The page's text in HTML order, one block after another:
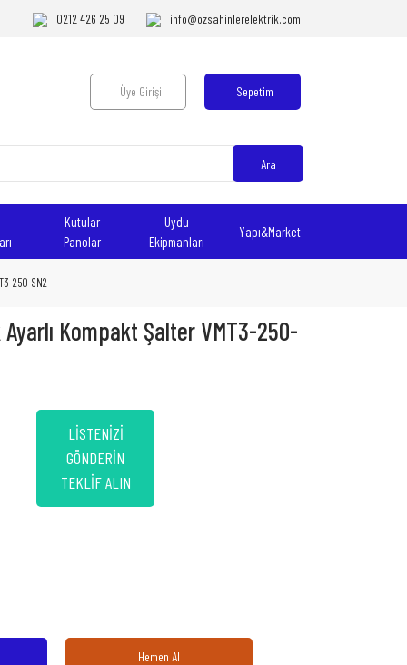
0212 426 25 09 info@ozsahinlerelektrik.com
Üye Girişi Sepetim
Ara
Kutular
Panolar
Uydu
Ekipmanları
Yapı&Market
250-SN2
Kompakt Şalter VMT3-250-
LİSTENİZİ
GÖNDERİN
TEKLİF ALIN
Hemen Al